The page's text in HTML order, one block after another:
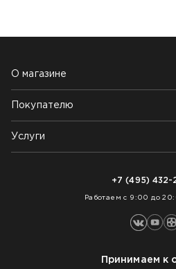
О магазине
Почему выбирают нас
Контакты
Блог
Покупателю
Возврат товара
Как заказать
Услуги
+7 (495) 432-
Работаем с 9:00 до
Принимаем к